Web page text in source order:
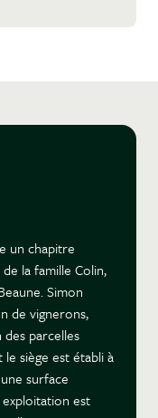
un chapitre
la famille Colin,
Simon
de vignerons,
parcelles
le siège est établi à
surface
est